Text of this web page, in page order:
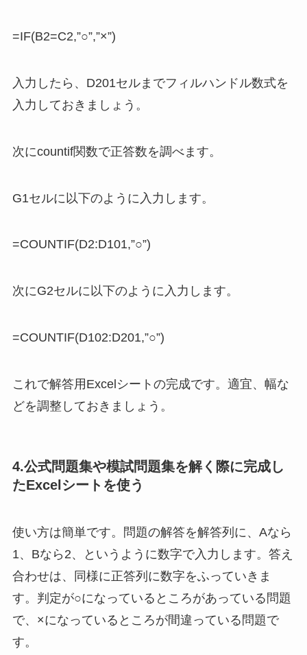
=IF(B2=C2,”○”,”×”)
入力したら、D201セルまでフィルハンドル数式を
入力しておきましょう。
次にcountif関数で正答数を調べます。
G1セルに以下のように入力します。
=COUNTIF(D2:D101,”○”)
次にG2セルに以下のように入力します。
=COUNTIF(D102:D201,”○”)
これで解答用Excelシートの完成です。適宜、幅な
どを調整しておきましょう。
4.公式問題集や模試問題集を解く際に完成し
たExcelシートを使う
使い方は簡単です。問題の解答を解答列に、Aなら
1、Bなら2、というように数字で入力します。答え
合わせは、同様に正答列に数字をふっていきま
す。判定が○になっているところがあっている問題
で、×になっているところが間違っている問題で
す。